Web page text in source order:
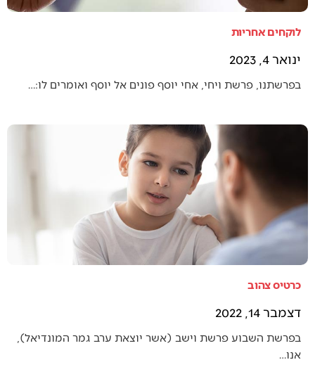
לוקחים אחריות
ינואר 4, 2023
בפרשתנו, פרשת ויחי, אחי יוסף פונים אל יוסף ואומרים לו:…
כרטיס צהוב
דצמבר 14, 2022
בפרשת השבוע פרשת וישב (אשר יוצאת ערב גמר המונדיאל),
אנו…